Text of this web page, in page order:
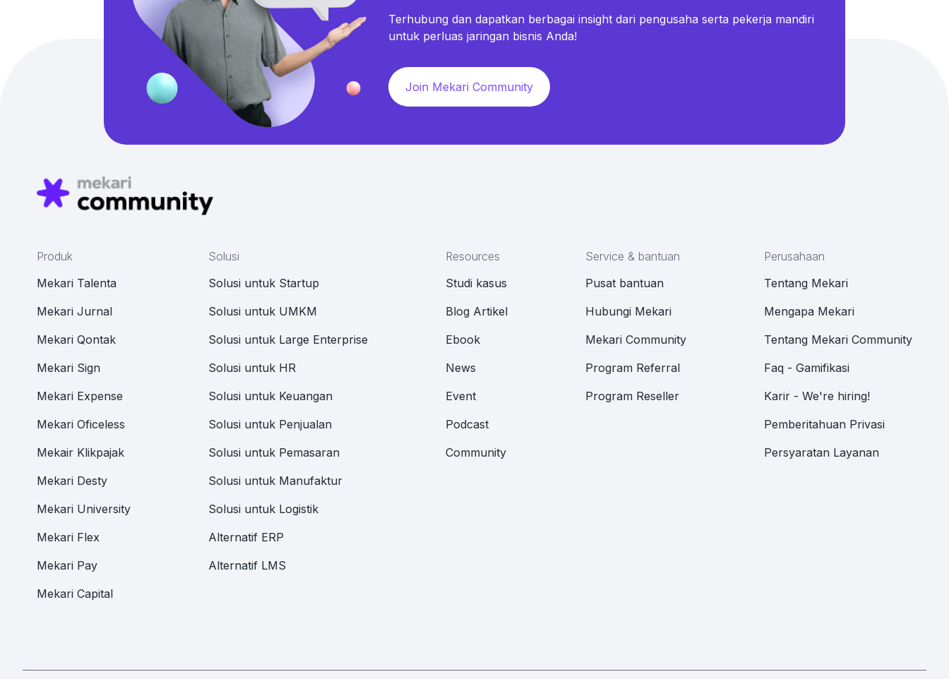
Terhubung dan dapatkan berbagai insight dari pengusaha serta pekerja mandiri
untuk perluas jaringan bisnis Anda!
Join Mekari Community
Produk
Mekari Talenta
Mekari Jurnal
Mekari Qontak
Mekari Sign
Mekari Expense
Mekari Oficeless
Mekair Klikpajak
Mekari Desty
Mekari University
Mekari Flex
Mekari Pay
Mekari Capital
Solusi
Solusi untuk Startup
Solusi untuk UMKM
Solusi untuk Large Enterprise
Solusi untuk HR
Solusi untuk Keuangan
Solusi untuk Penjualan
Solusi untuk Pemasaran
Solusi untuk Manufaktur
Solusi untuk Logistik
Alternatif ERP
Alternatif LMS
Resources
Studi kasus
Blog Artikel
Ebook
News
Event
Podcast
Community
Service & bantuan
Pusat bantuan
Hubungi Mekari
Mekari Community
Program Referral
Program Reseller
Perusahaan
Tentang Mekari
Mengapa Mekari
Tentang Mekari Community
Faq - Gamifikasi
Karir - We're hiring!
Pemberitahuan Privasi
Persyaratan Layanan